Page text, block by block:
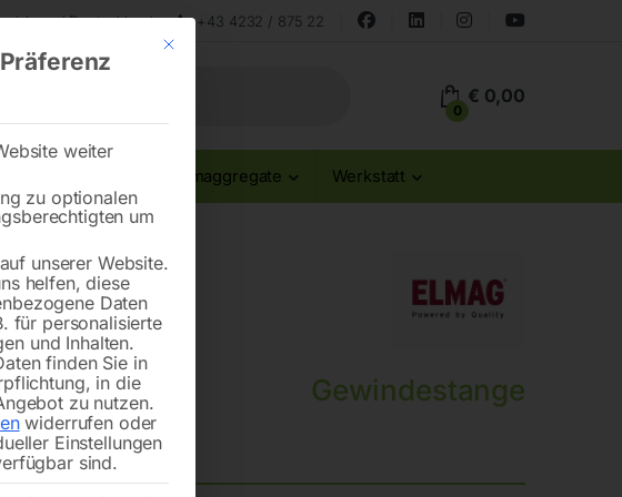
und Deutschland +43 4232 / 875 22
0
€ 0,00
Stromaggregate Werkstatt
Gewindestange
Mit diesem Button wird der Dialog geschlossen. Seine Funktionalität ist
weiter
zu optionalen
um
unserer Website.
helfen, diese
Daten
für personalisierte
und Inhalten.
finden Sie in
in die
zu nutzen.
widerrufen oder
Einstellungen
sind.